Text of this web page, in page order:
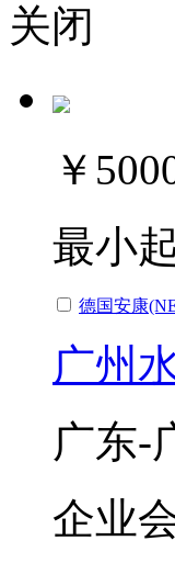
关闭
￥
最小
德国安康
广州
广东-
企业